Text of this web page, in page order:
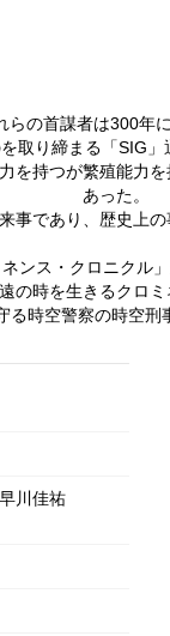
の首謀者は300年
取り締まる「SIG
を持つが繁殖能力
あった。
事であり、歴史上
ンス・クロニク
時を生きるクロ
る時空警察の時空
早川佳祐